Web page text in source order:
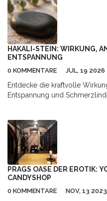
allgemeine Wohlbefinden
motiviert euch dieser Post
wagen? Es ist immer wichtig,
-pflege zu erkunden. Ich freue
spannenden Reise zu
HAKALI-STEIN: WIRKUNG,
ENTSPANNUNG
0 KOMMENTARE JUL, 19 2026
Entdecke die kraftvolle
Entspannung und
PRAGS OASE DER EROTIK:
CANDYSHOP
0 KOMMENTARE NOV, 13 2023